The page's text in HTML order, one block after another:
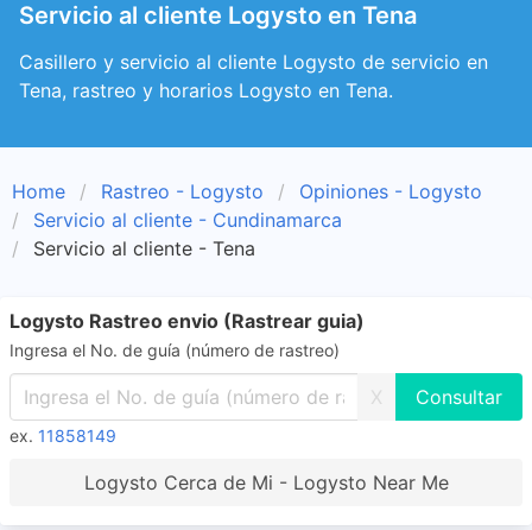
Servicio al cliente Logysto en Tena
Casillero y servicio al cliente Logysto de servicio en
Tena, rastreo y horarios Logysto en Tena.
Home Rastreo - Logysto
Opiniones - Logysto
Servicio al cliente - Cundinamarca
Servicio al cliente - Tena
Logysto Rastreo envio (Rastrear guia)
Ingresa el No. de guía (número de rastreo)
X
ex. 11858149
Logysto Cerca de Mi - Logysto Near Me